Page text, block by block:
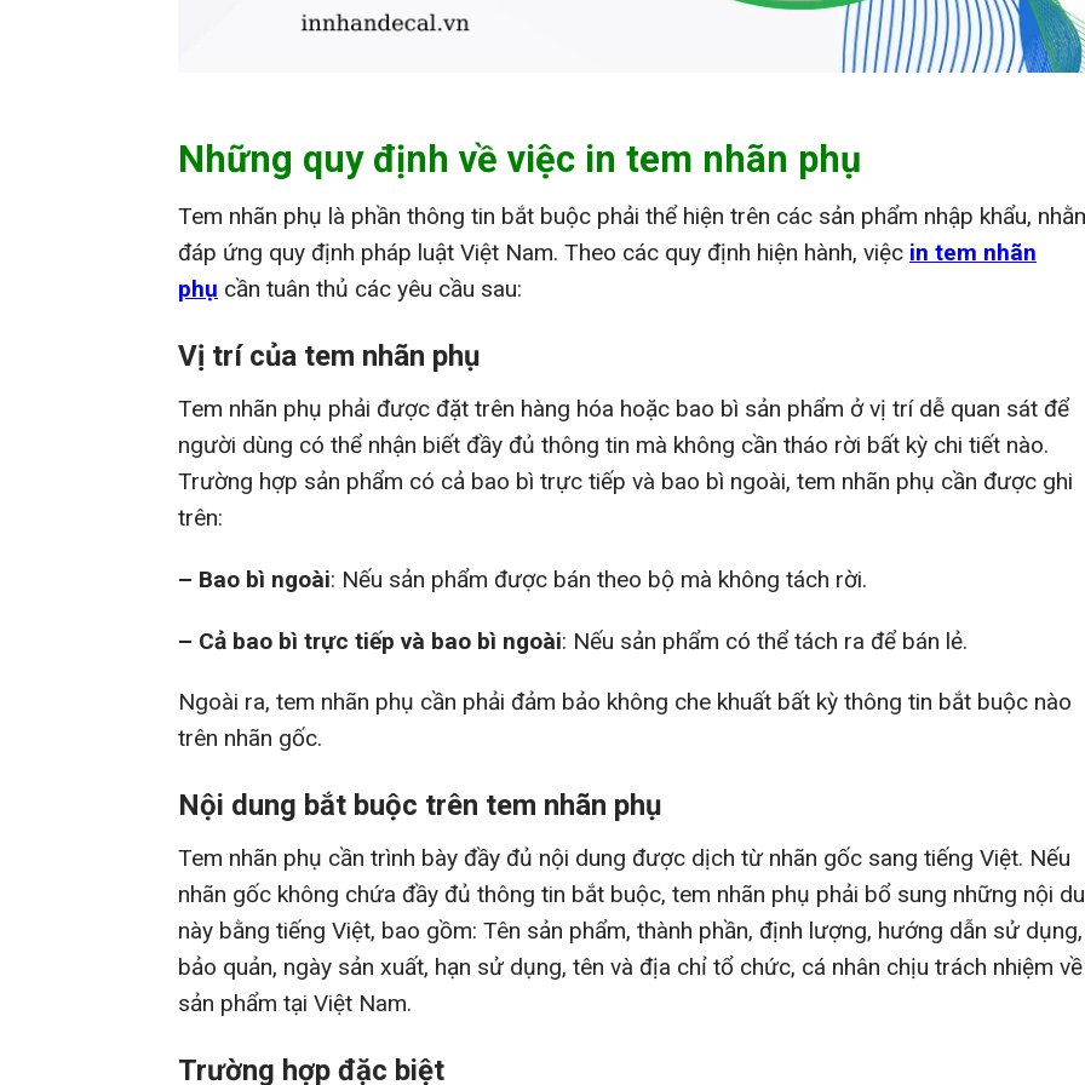
Những quy định về việc in tem nhãn phụ
Tem nhãn phụ là phần thông tin bắt buộc phải thể hiện trên các sản phẩm nhập khẩu,
đáp ứng quy định pháp luật Việt Nam. Theo các quy định hiện hành, việc in tem nhãn
phụ cần tuân thủ các yêu cầu sau:
Vị trí của tem nhãn phụ
Tem nhãn phụ phải được đặt trên hàng hóa hoặc bao bì sản phẩm ở vị trí dễ quan sát để
người dùng có thể nhận biết đầy đủ thông tin mà không cần tháo rời bất kỳ chi tiết nào.
Trường hợp sản phẩm có cả bao bì trực tiếp và bao bì ngoài, tem nhãn phụ cần được ghi
trên:
– Bao bì ngoài: Nếu sản phẩm được bán theo bộ mà không tách rời.
– Cả bao bì trực tiếp và bao bì ngoài: Nếu sản phẩm có thể tách ra để bán lẻ.
Ngoài ra, tem nhãn phụ cần phải đảm bảo không che khuất bất kỳ thông tin bắt buộc nào
trên nhãn gốc.
Nội dung bắt buộc trên tem nhãn phụ
Tem nhãn phụ cần trình bày đầy đủ nội dung được dịch từ nhãn gốc sang tiếng Việt. Nếu
nhãn gốc không chứa đầy đủ thông tin bắt buộc, tem nhãn phụ phải bổ sung những nội
này bằng tiếng Việt, bao gồm: Tên sản phẩm, thành phần, định lượng, hướng dẫn sử dụng,
bảo quản, ngày sản xuất, hạn sử dụng, tên và địa chỉ tổ chức, cá nhân chịu trách nhiệm về
sản phẩm tại Việt Nam.
Trường hợp đặc biệt